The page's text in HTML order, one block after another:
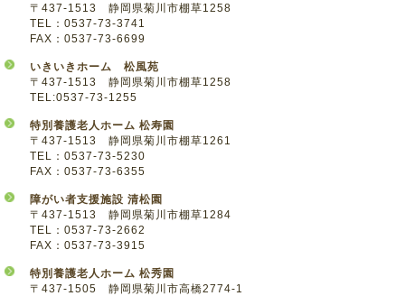
〒437-1513 静岡県菊川市棚草1258
TEL：0537-73-3741
FAX：0537-73-6699
いきいきホーム 松風苑
〒437-1513 静岡県菊川市棚草1258
TEL:0537-73-1255
特別養護老人ホーム 松寿園
〒437-1513 静岡県菊川市棚草1261
TEL：0537-73-5230
FAX：0537-73-6355
障がい者支援施設 清松園
〒437-1513 静岡県菊川市棚草1284
TEL：0537-73-2662
FAX：0537-73-3915
特別養護老人ホーム 松秀園
〒437-1505 静岡県菊川市高橋2774-1